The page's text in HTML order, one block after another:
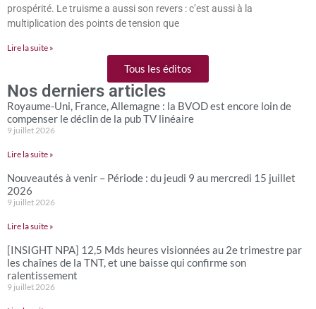
prospérité. Le truisme a aussi son revers : c’est aussi à la
multiplication des points de tension que
Lire la suite »
Tous les éditos
Nos derniers articles
Royaume-Uni, France, Allemagne : la BVOD est encore loin de
compenser le déclin de la pub TV linéaire
9 juillet 2026
Lire la suite »
Nouveautés à venir – Période : du jeudi 9 au mercredi 15 juillet
2026
9 juillet 2026
Lire la suite »
[INSIGHT NPA] 12,5 Mds heures visionnées au 2e trimestre par
les chaînes de la TNT, et une baisse qui confirme son
ralentissement
9 juillet 2026